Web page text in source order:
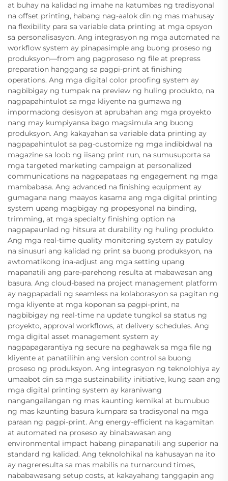
at buhay na kalidad ng imahe na katumbas ng tradisyonal
na offset printing, habang nag-aalok din ng mas mahusay
na flexibility para sa variable data printing at mga opsyon
sa personalisasyon. Ang integrasyon ng mga automated na
workflow system ay pinapasimple ang buong proseso ng
produksyon—from ang pagproseso ng file at prepress
preparation hanggang sa pagpi-print at finishing
operations. Ang mga digital color proofing system ay
nagbibigay ng tumpak na preview ng huling produkto, na
nagpapahintulot sa mga kliyente na gumawa ng
impormadong desisyon at aprubahan ang mga proyekto
nang may kumpiyansa bago magsimula ang buong
produksyon. Ang kakayahan sa variable data printing ay
nagpapahintulot sa pag-customize ng mga indibidwal na
magazine sa loob ng iisang print run, na sumusuporta sa
mga targeted marketing campaign at personalized
communications na nagpapataas ng engagement ng mga
mambabasa. Ang advanced na finishing equipment ay
gumagana nang maayos kasama ang mga digital printing
system upang magbigay ng propesyonal na binding,
trimming, at mga specialty finishing option na
nagpapaunlad ng hitsura at durability ng huling produkto.
Ang mga real-time quality monitoring system ay patuloy
na sinusuri ang kalidad ng print sa buong produksyon, na
awtomatikong ina-adjust ang mga setting upang
mapanatili ang pare-parehong resulta at mabawasan ang
basura. Ang cloud-based na project management platform
ay nagpapadali ng seamless na kolaborasyon sa pagitan ng
mga kliyente at mga koponan sa pagpi-print, na
nagbibigay ng real-time na update tungkol sa status ng
proyekto, approval workflows, at delivery schedules. Ang
mga digital asset management system ay
nagpapagarantiya ng secure na paghawak sa mga file ng
kliyente at panatilihin ang version control sa buong
proseso ng produksyon. Ang integrasyon ng teknolohiya ay
umaabot din sa mga sustainability initiative, kung saan ang
mga digital printing system ay karaniwang
nangangailangan ng mas kaunting kemikal at bumubuo
ng mas kaunting basura kumpara sa tradisyonal na mga
paraan ng pagpi-print. Ang energy-efficient na kagamitan
at automated na proseso ay binabawasan ang
environmental impact habang pinapanatili ang superior na
standard ng kalidad. Ang teknolohikal na kahusayan na ito
ay nagreresulta sa mas mabilis na turnaround times,
nababawasang setup costs, at kakayahang tanggapin ang